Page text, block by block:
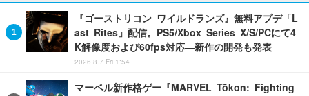
『ゴーストリコン ワイルドランズ』無料アプデ「L
ast Rites」配信。PS5/Xbox Series X/S/PCにて4
K解像度および60fps対応―新作の開発も発表
2026.8.7 Fri 1:54
マーベル新作格ゲー『MARVEL Tōkon: Fighting